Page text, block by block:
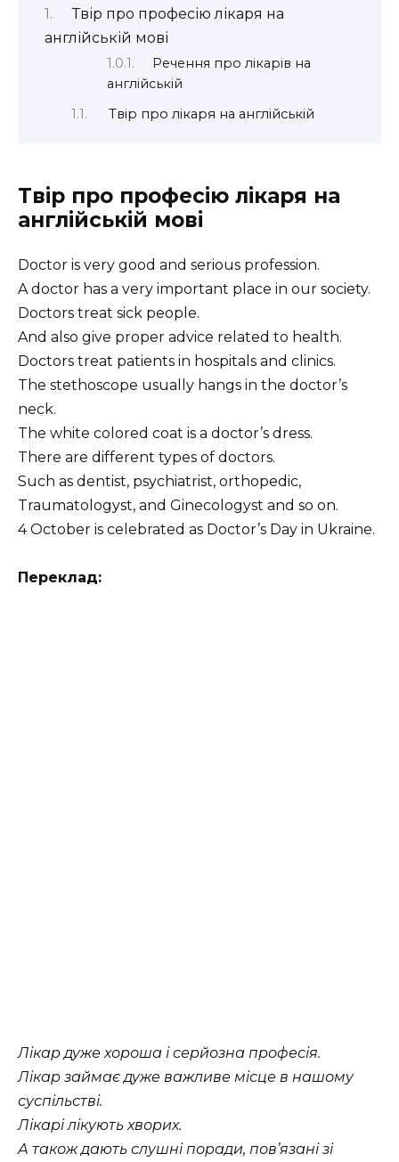
Твір про професію лікаря на
англійській мові
Речення про лікарів на
англійській
Твір про лікаря на англійській
Твір про професію лікаря на
англійській мові
Doctor is very good and serious profession.
A doctor has a very important place in our society.
Doctors treat sick people.
And also give proper advice related to health.
Doctors treat patients in hospitals and clinics.
The stethoscope usually hangs in the doctor’s
neck.
The white colored coat is a doctor’s dress.
There are different types of doctors.
Such as dentist, psychiatrist, orthopedic,
Traumatologyst, and Ginecologyst and so on.
4 October is celebrated as Doctor’s Day in Ukraine.
Переклад:
Лікар дуже хороша і серйозна професія.
Лікар займає дуже важливе місце в нашому
суспільстві.
Лікарі лікують хворих.
А також дають слушні поради, пов’язані зі